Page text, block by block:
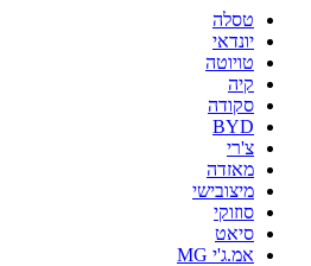
טסלה
יונדאי
טויוטה
קיה
סקודה
BYD
צ'רי
מאזדה
מיצובישי
סוזוקי
סיאט
אמ.ג'י MG